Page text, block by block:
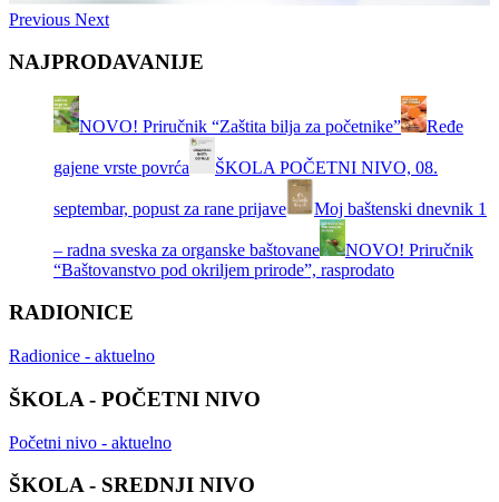
Previous Next
NAJPRODAVANIJE
NOVO! Priručnik “Zaštita bilja za početnike” Ređe
gajene vrste povrća ŠKOLA POČETNI NIVO, 08.
septembar, popust za rane prijave Moj baštenski dnevnik 1
– radna sveska za organske baštovane
NOVO! Priručnik
“Baštovanstvo pod okriljem prirode”, rasprodato
RADIONICE
Radionice - aktuelno
ŠKOLA - POČETNI NIVO
Početni nivo - aktuelno
ŠKOLA - SREDNJI NIVO